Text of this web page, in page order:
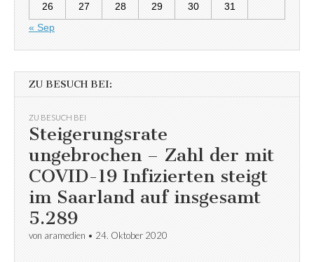
26 27 28 29 30
31
« Sep
ZU BESUCH BEI:
ZU BESUCH BEI
Steigerungsrate
ungebrochen – Zahl der mit
COVID-19 Infizierten steigt
im Saarland auf insgesamt
5.289
von aramedien • 24. Oktober 2020